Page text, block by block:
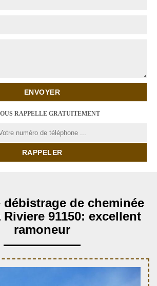
RAPPELLE GRATUITEMENT
débistrage de cheminée
91150: excellent
ramoneur